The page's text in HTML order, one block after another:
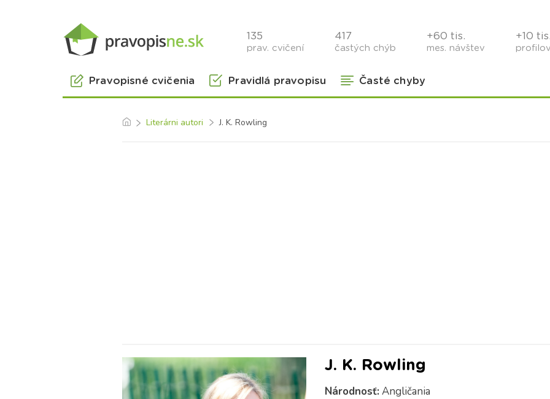
135
prav. cvičení
417
častých chýb
+60 tis.
mes. návštev
+10 tis.
Pravopisné cvičenia Pravidlá pravopisu Časté chyby
Literárni autori J. K. Rowling
J. K. Rowling
Národnosť: Angličania